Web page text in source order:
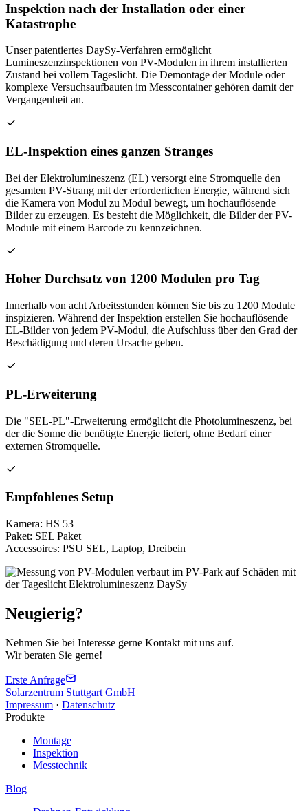
Inspektion nach der Installation oder einer
Katastrophe
Unser patentiertes DaySy-Verfahren ermöglicht
Lumineszenzinspektionen von PV-Modulen in ihrem installierten
Zustand bei vollem Tageslicht. Die Demontage der Module oder
komplexe Versuchsaufbauten im Messcontainer gehören damit der
Vergangenheit an.
EL-Inspektion eines ganzen Stranges
Bei der Elektrolumineszenz (EL) versorgt eine Stromquelle den
gesamten PV-Strang mit der erforderlichen Energie, während sich
die Kamera von Modul zu Modul bewegt, um hochauflösende
Bilder zu erzeugen. Es besteht die Möglichkeit, die Bilder der PV-
Module mit einem Barcode zu kennzeichnen.
Hoher Durchsatz von 1200 Modulen pro Tag
Innerhalb von acht Arbeitsstunden können Sie bis zu 1200 Module
inspizieren. Während der Inspektion erstellen Sie hochauflösende
EL-Bilder von jedem PV-Modul, die Aufschluss über den Grad der
Beschädigung und deren Ursache geben.
PL-Erweiterung
Die "SEL-PL"-Erweiterung ermöglicht die Photolumineszenz, bei
der die Sonne die benötigte Energie liefert, ohne Bedarf einer
externen Stromquelle.
Empfohlenes Setup
Kamera: HS 53
Paket: SEL Paket
Accessoires: PSU SEL, Laptop, Dreibein
Neugierig?
Nehmen Sie bei Interesse gerne Kontakt mit uns auf.
Wir beraten Sie gerne!
Erste Anfrage
Solarzentrum Stuttgart GmbH
Impressum · Datenschutz
Produkte
Montage
Inspektion
Messtechnik
Blog